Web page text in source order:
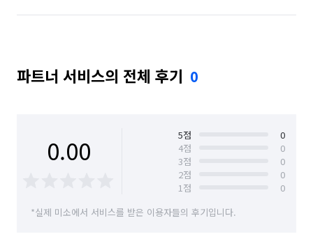
파트너 서비스의 전체 후기 0
0.00 5점
0
4점
0
3점
0
2점
0
1점
0
*실제 미소에서 서비스를 받은 이용자들의 후기입니다.